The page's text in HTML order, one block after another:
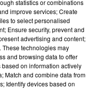
statistics or combinations
improve services; Create
to select personalised
Ensure security, prevent and
advertising and content;
technologies may
and browsing data to offer
on information actively
Match and combine data from
Identify devices based on